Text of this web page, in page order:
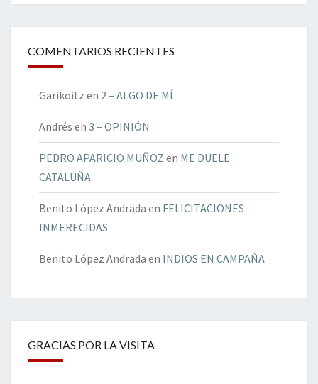
COMENTARIOS RECIENTES
Garikoitz en 2 – ALGO DE MÍ
Andrés en 3 – OPINIÓN
PEDRO APARICIO MUÑOZ en ME DUELE
CATALUÑA
Benito López Andrada en FELICITACIONES
INMERECIDAS
Benito López Andrada en INDIOS EN CAMPAÑA
GRACIAS POR LA VISITA